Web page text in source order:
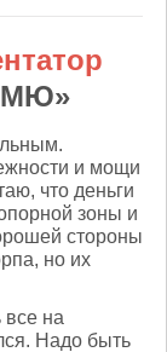
и мощи
что деньги
зоны и
стороны
но их
все на
Надо быть